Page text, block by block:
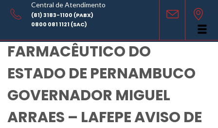
Central de Atendimento
(81) 3183-1100 (PABX)
0800 081 1121 (SAC)
COMPARTILHE
LABORATÓRIO
FARMACÊUTICO DO
ESTADO DE PERNAMBUCO
GOVERNADOR MIGUEL
ARRAES – LAFEPE AVISO DE